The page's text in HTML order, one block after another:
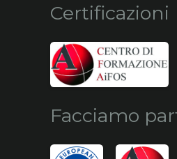
Certificazioni
Facciamo